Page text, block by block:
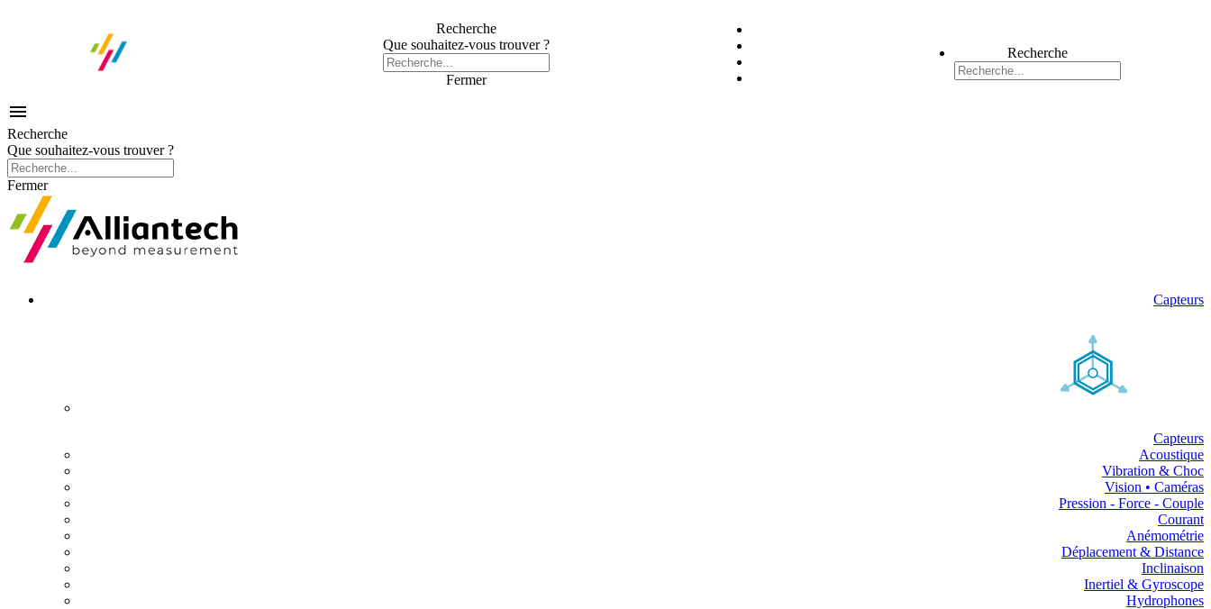
Recherche
Que souhaitez-vous trouver ?
Fermer
Recherche

Recherche
Que souhaitez-vous trouver ?
Fermer
Capteurs
Capteurs
Acoustique
Vibration & Choc
Vision • Caméras
Pression - Force - Couple
Courant
Anémométrie
Déplacement & Distance
Inclinaison
Inertiel & Gyroscope
Hydrophones